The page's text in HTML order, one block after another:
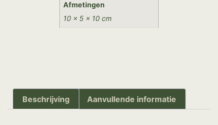
Afmetingen
10 × 5 × 10 cm
Beschrijving Aanvullende informatie